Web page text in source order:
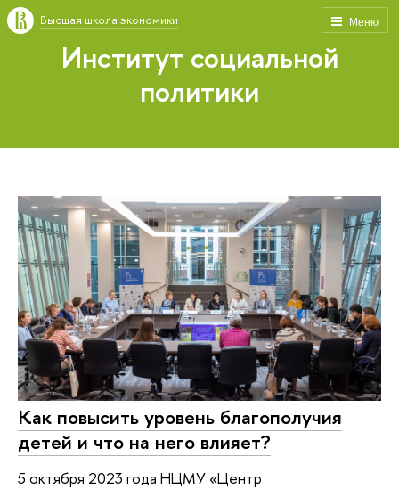
Меню
Высшая школа экономики
Институт социальной
политики
Как повысить уровень благополучия
детей и что на него влияет?
5 октября 2023 года НЦМУ «Центр